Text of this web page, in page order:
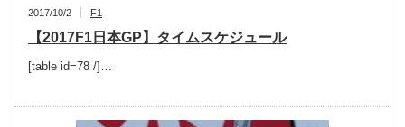
2017/10/2 F1
【2017F1日本GP】タイムスケジュール
[table id=78 /]…